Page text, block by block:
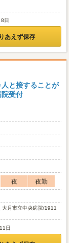
日
あえず保存
人と接することが
受付
夜
夜勤
月市立中央病院/1911
日